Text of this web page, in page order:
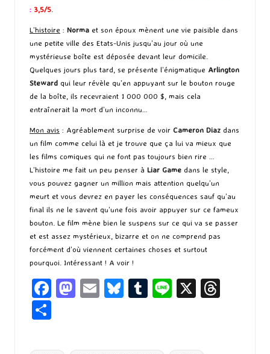
: 3,5/5
L’histoire : Norma et son époux mènent une vie paisible dans
une petite ville des Etats-Unis jusqu’au jour où une
mystérieuse boîte est déposée devant leur domicile.
Quelques jours plus tard, se présente l’énigmatique Arlington
Steward qui leur révèle qu’en appuyant sur le bouton rouge
de la boîte, ils recevraient 1 000 000 $, mais cela
entraînerait la mort d’un inconnu…
Mon avis : Agréablement surprise de voir Cameron Diaz dans
un film comme celui là et je trouve que ça lui va mieux que
les films comiques qui ne font pas toujours bien rire …
L’histoire me fait un peu penser à Liar Game dans le style,
vous pouvez gagner un million mais attention quelqu’un
meurt et vous devrez en payer les conséquences sauf qu’au
final ils ne le savent qu’une fois avoir appuyer sur ce fameux
bouton. Le film mène bien le suspens sur ce qui va se passer
et est assez mystérieux, bizarre et on ne comprend pas
forcément d’où viennent certaines choses et surtout
pourquoi. Intéressant ! A voir !
Fa
o
M
d
E
l
Bl
ky
T
bl
Li X
ta
Tags: